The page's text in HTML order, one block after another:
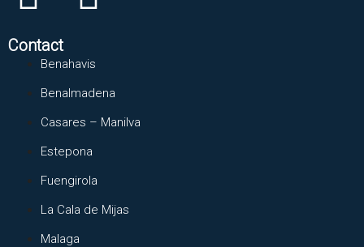
Contact
Benahavis
Benalmadena
Casares – Manilva
Estepona
Fuengirola
La Cala de Mijas
Malaga